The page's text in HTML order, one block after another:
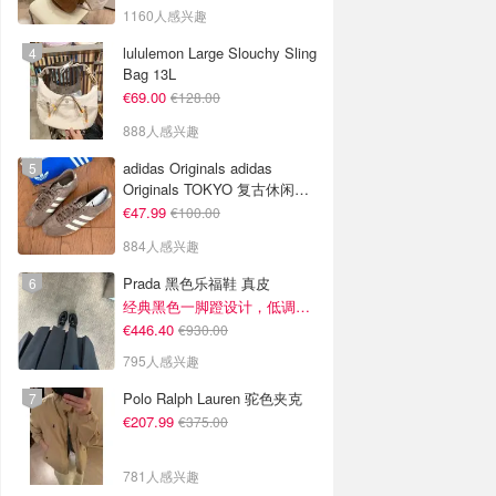
1160人感兴趣
lululemon Large Slouchy Sling
Bag 13L
€69.00 €128.00
888人感兴趣
adidas Originals adidas
Originals TOKYO 复古休闲鞋
深棕色
€47.99 €100.00
884人感兴趣
Prada 黑色乐福鞋 真皮
经典黑色一脚蹬设计，低调百搭又高级
€446.40 €930.00
795人感兴趣
Polo Ralph Lauren 驼色夹克
€207.99 €375.00
781人感兴趣